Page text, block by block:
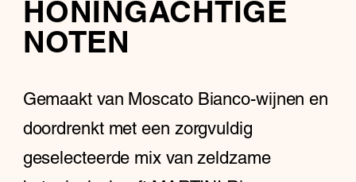
HONINGACHTIGE
NOTEN
Gemaakt van Moscato Bianco-wijnen en
doordrenkt met een zorgvuldig
geselecteerde mix van zeldzame